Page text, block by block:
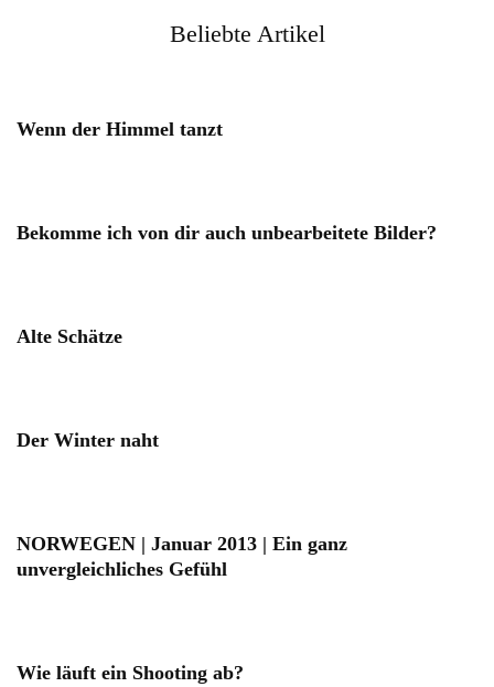
Beliebte Artikel
Wenn der Himmel tanzt
Bekomme ich von dir auch unbearbeitete Bilder?
Alte Schätze
Der Winter naht
NORWEGEN | Januar 2013 | Ein ganz
unvergleichliches Gefühl
Wie läuft ein Shooting ab?